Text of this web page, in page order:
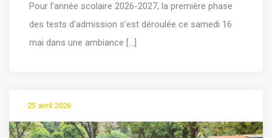
Pour l’année scolaire 2026-2027, la première phase
des tests d’admission s’est déroulée ce samedi 16
mai dans une ambiance [...]
25 avril 2026